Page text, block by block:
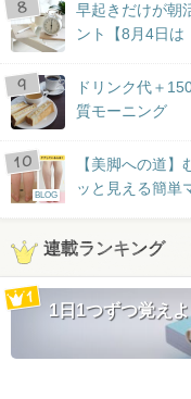
早起きだけが朝
ント【8月4日は
ドリンク代＋
質モーニング
BLOG
【美脚への道
ッと見える簡単
連載ランキング
1日1つずつ覚え